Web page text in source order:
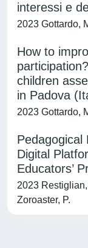
interessi e
2023 Gottardo,
How to
children
in Padova
2023 Gottardo,
Pedagogical
Digital
Educators’
2023
Zoroaster, P.